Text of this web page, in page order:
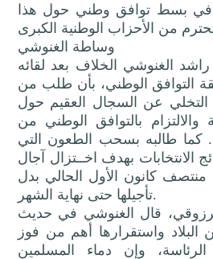
في بسط توافق وطني حول هذا
وساطة الغنوشي
الغنوشي الخلاف بعد لقائه
التوافق الوطني، بأن طلب من
التخلي عن السجال العقيم حول
بالتوافق الوطني من
كما طالبه بسحب الطعون التي
الانتخابات بهدف اخــتزال آجال
منتصف كانون الأول الحالي بدل
تأجيلها حتى نهاية الشهر.
قال الغنوشي في حديث
البلاد واستقرارها أهم من فوز
وإن دماء المسلمين